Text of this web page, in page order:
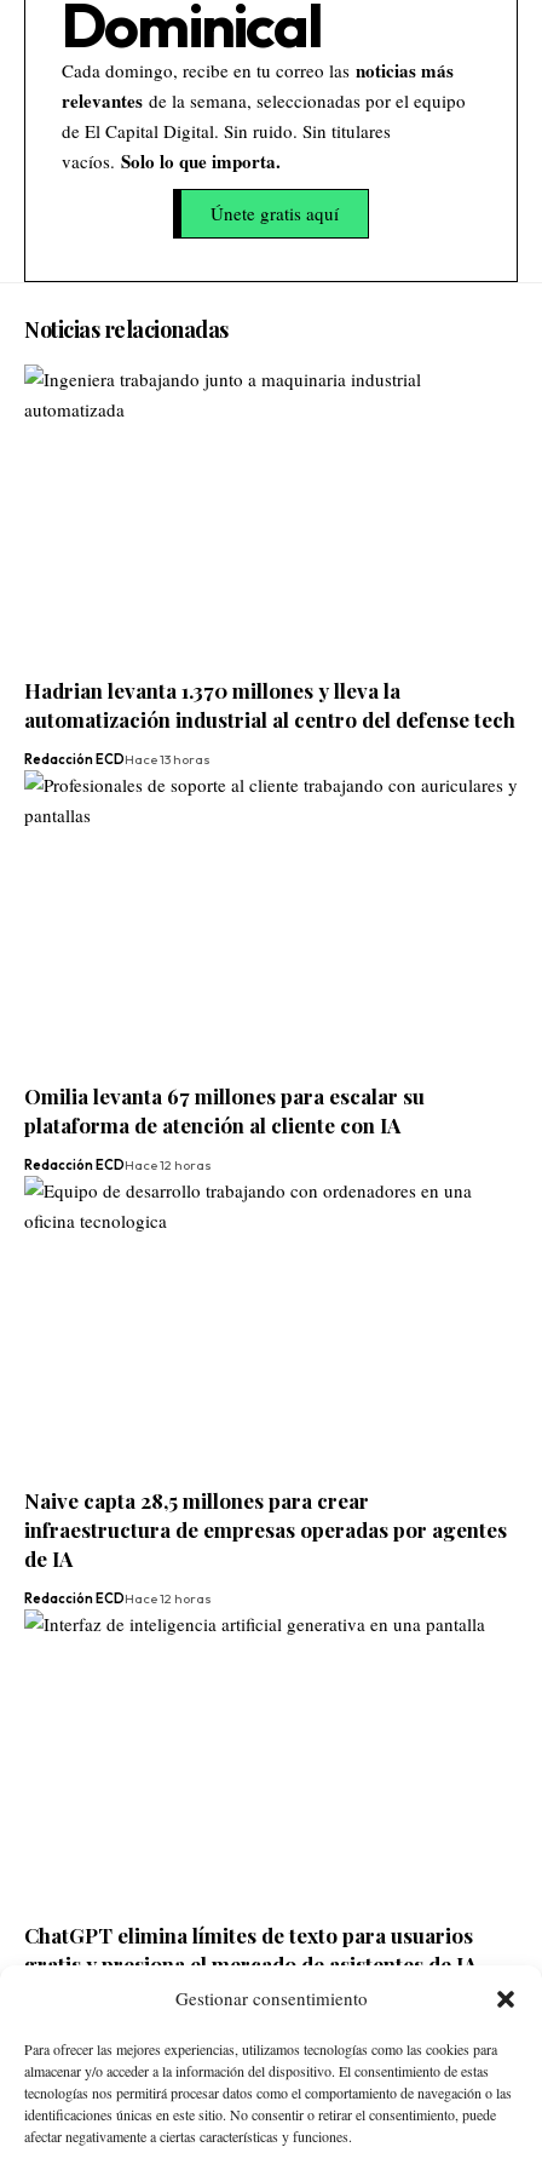
Gestionar consentimiento
Para ofrecer las mejores experiencias, utilizamos tecnologías como las cookies para
almacenar y/o acceder a la información del dispositivo. El consentimiento de estas
tecnologías nos permitirá procesar datos como el comportamiento de navegación o las
identificaciones únicas en este sitio. No consentir o retirar el consentimiento, puede
afectar negativamente a ciertas características y funciones.
Dominical
Cada domingo, recibe en tu correo las noticias más
relevantes de la semana, seleccionadas por el equipo
de El Capital Digital. Sin ruido. Sin titulares
vacíos. Solo lo que importa.
Únete gratis aquí
Noticias relacionadas
Hadrian levanta 1.370 millones y lleva la
automatización industrial al centro del defense tech
Redacción ECDHace 13 horas
Omilia levanta 67 millones para escalar su
plataforma de atención al cliente con IA
Redacción ECDHace 12 horas
Naive capta 28,5 millones para crear
infraestructura de empresas operadas por agentes
de IA
Redacción ECDHace 12 horas
ChatGPT elimina límites de texto para usuarios
gratis y presiona el mercado de asistentes de IA
Hace 12 horas